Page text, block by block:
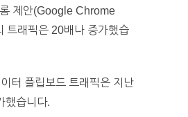
제안(Google Chrome
트래픽은 20배나 증가했습
터 플립보드 트래픽은 지난
했습니다.